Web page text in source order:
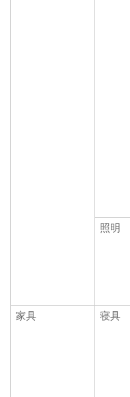
照明
家具
寝具